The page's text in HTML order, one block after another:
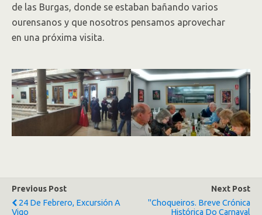
de las Burgas, donde se estaban bañando varios
ourensanos y que nosotros pensamos aprovechar
en una próxima visita.
Previous Post
24 De Febrero, Excursión A
Vigo
Next Post
"Choqueiros. Breve Crónica
Histórica Do Carnaval